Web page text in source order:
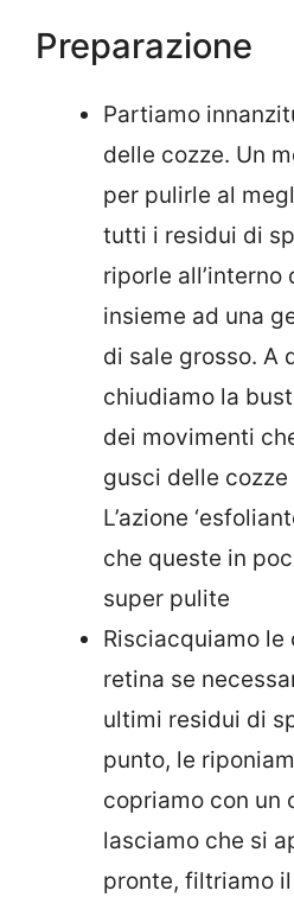
Preparazione
Partiamo
delle cozze. Un
per pulirle al
tutti i residui di
riporle all’interno
insieme ad una
di sale grosso. A
chiudiamo la
dei movimenti
gusci delle
L’azione
che queste in
super pulite
Risciacquiamo le
retina se
ultimi residui di
punto, le
copriamo con un
lasciamo che si
pronte, filtriamo